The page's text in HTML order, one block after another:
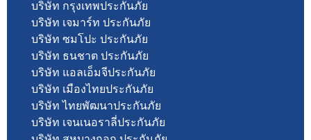
บริษัท กรุงเทพประกันภัย
บริษัท เจมาร์ท ประกันภัย
บริษัท ซมโปะ ประกันภัย
บริษัท ธนชาต ประกันภัย
บริษัท แอลเอ็มจีประกันภัย
บริษัท เมืองไทยประกันภัย
บริษัท ไทยพัฒนาประกันภัย
บริษัท เจนเนอราลี่ประกันภัย